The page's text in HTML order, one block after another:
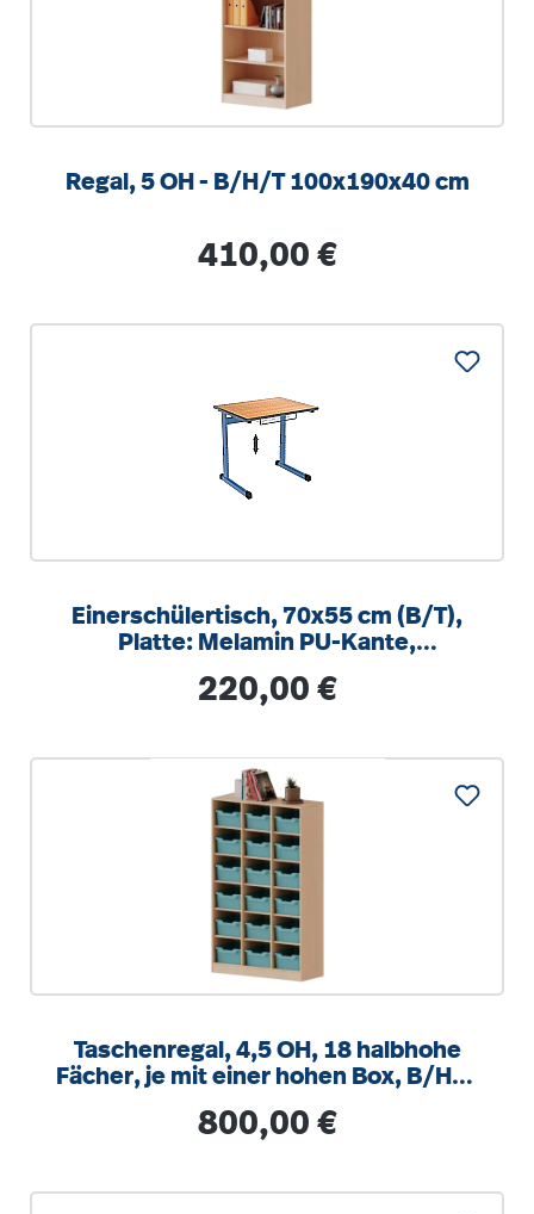
Regal, 5 OH - B/H/T 100x190x40 cm
Regulärer Preis:
410,00 €
Einerschülertisch, 70x55 cm (B/T),
Platte: Melamin PU-Kante,
Regulärer Preis:
220,00 €
Taschenregal, 4,5 OH, 18 halbhohe
Fächer, je mit einer hohen Box, B/H/T
Regulärer Preis:
800,00 €